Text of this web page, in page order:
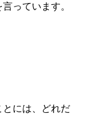
っています。
には、どれだ